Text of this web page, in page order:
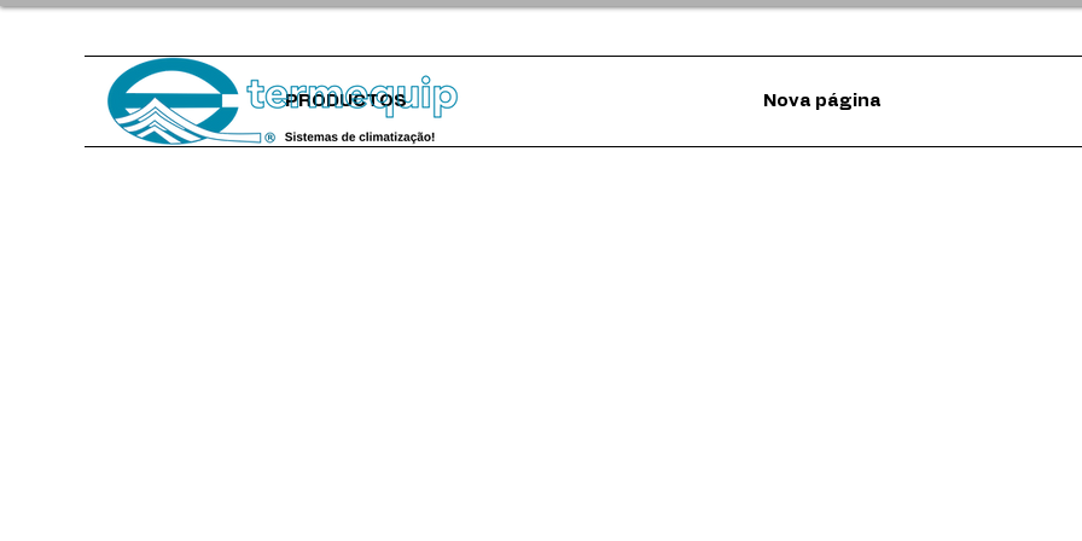
PRODUCTOS Nova página